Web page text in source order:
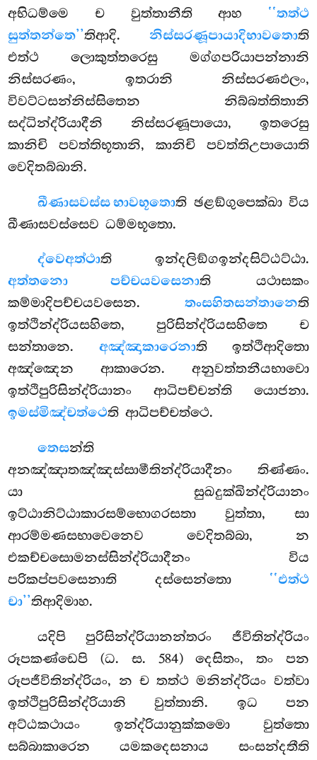
අභිධම්මෙ ච වුත්තානීති ආහ ‘‘තත්ථ
සුත්තන්තෙ’’තිආදි. නිස්සරණූපායාදිභාවතොති
එත්ථ ලොකුත්තරෙසු මග්ගපරියාපන්නානි
නිස්සරණං, ඉතරානි නිස්සරණඵලං,
විවට්ටසන්නිස්සිතෙන නිබ්බත්තිතානි
සද්ධින්ද්රියාදීනි නිස්සරණූපායො, ඉතරෙසු
කානිචි පවත්තිභූතානි, කානිචි පවත්තිඋපායොති
වෙදිතබ්බානි.
ඛීණාසවස්ස භාවභූතොති ඡළඞ්ගුපෙක්ඛා විය
ඛීණාසවස්සෙව ධම්මභූතො.
ද්වෙඅත්ථාති ඉන්දලිඞ්ගඉන්දසිට්ඨට්ඨා.
අත්තනො පච්චයවසෙනාති යථාසකං
කම්මාදිපච්චයවසෙන. තංසහිතසන්තානෙති
ඉත්ථින්ද්රියසහිතෙ, පුරිසින්ද්රියසහිතෙ ච
සන්තානෙ. අඤ්ඤාකාරෙනාති ඉත්ථිආදිතො
අඤ්ඤෙන ආකාරෙන. අනුවත්තනීයභාවො
ඉත්ථිපුරිසින්ද්රියානං ආධිපච්චන්ති යොජනා.
ඉමස්මිඤ්චත්ථෙති ආධිපච්චත්ථෙ.
තෙසන්ති
අනඤ්ඤාතඤ්ඤස්සාමීතින්ද්රියාදීනං තිණ්ණං.
යා සුඛදුක්ඛින්ද්රියානං
ඉට්ඨානිට්ඨාකාරසම්භොගරසතා වුත්තා, සා
ආරම්මණසභාවෙනෙව වෙදිතබ්බා, න
එකච්චසොමනස්සින්ද්රියාදීනං විය
පරිකප්පවසෙනාති දස්සෙන්තො ‘‘එත්ථ
චා’’තිආදිමාහ.
යදිපි පුරිසින්ද්රියානන්තරං ජීවිතින්ද්රියං
රූපකණ්ඩෙපි (ධ. ස. 584) දෙසිතං, තං පන
රූපජීවිතින්ද්රියං, න ච තත්ථ මනින්ද්රියං වත්වා
ඉත්ථිපුරිසින්ද්රියානි වුත්තානි. ඉධ පන
අට්ඨකථායං ඉන්ද්රියානුක්කමො වුත්තො
සබ්බාකාරෙන යමකදෙසනාය සංසන්දතීති